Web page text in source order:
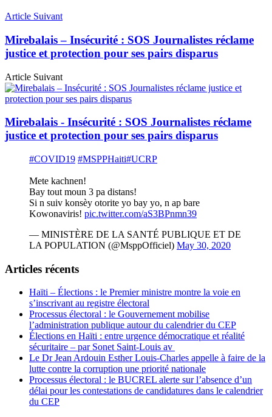
Article Suivant
Mirebalais – Insécurité : SOS Journalistes réclame
justice et protection pour ses pairs disparus
Article Suivant
Mirebalais - Insécurité : SOS Journalistes réclame
justice et protection pour ses pairs disparus
#COVID19 #MSPPHaiti#UCRP
Mete kachnen!
Bay tout moun 3 pa distans!
Si n suiv konsèy otorite yo bay yo, n ap bare
Kowonaviris! pic.twitter.com/aS3BPnmn39
— MINISTÈRE DE LA SANTÉ PUBLIQUE ET DE
LA POPULATION (@MsppOfficiel) May 30, 2020
Articles récents
Haïti – Élections : le Premier ministre montre la voie en
s’inscrivant au registre électoral
Processus électoral : le Gouvernement mobilise
l’administration publique autour du calendrier du CEP
Élections en Haïti : entre urgence démocratique et réalité
sécuritaire – par Sonet Saint-Louis av
Le Dr Jean Ardouin Esther Louis-Charles appelle à faire de la
lutte contre la corruption une priorité nationale
Processus électoral : le BUCREL alerte sur l’absence d’un
délai pour les contestations de candidatures dans le calendrier
du CEP